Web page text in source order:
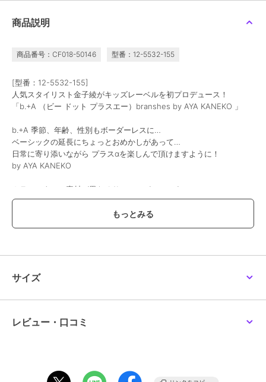
商品説明
商品番号：CF018-50146 型番：12-5532-155
[型番：12-5532-155]
人気スタイリスト金子綾がキッズレーベルを初プロデュース！
「b.+A （ビー ドット プラスエー）branshes by AYA KANEKO 」
b.+A 季節、年齢、性別もボーダーレスに…
ベーシックの延長にちょっとおめかしがあって…
日常に寄り添いながら プラスαを楽しんで頂けますように！
by AYA KANEKO
カラーによって素材が異なるサルエルパンツです♪
トレンド感のある股下のルーズなシルエットがポイント！
ウエスト回りに入れたタックが程よいボリューム感を出し、裾口にか
けて細くなっていきます。
いつもと違ったｂ.+Aのコーディネートを楽しめます♪
お色はツイル生地グレンチェック柄のチャコールグレー・ブラックデ
サイズ
レビュー・口コミ